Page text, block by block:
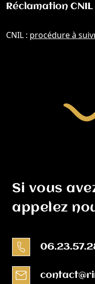
Réclamation CNIL
CNIL : procédure à
Si vous
appelez